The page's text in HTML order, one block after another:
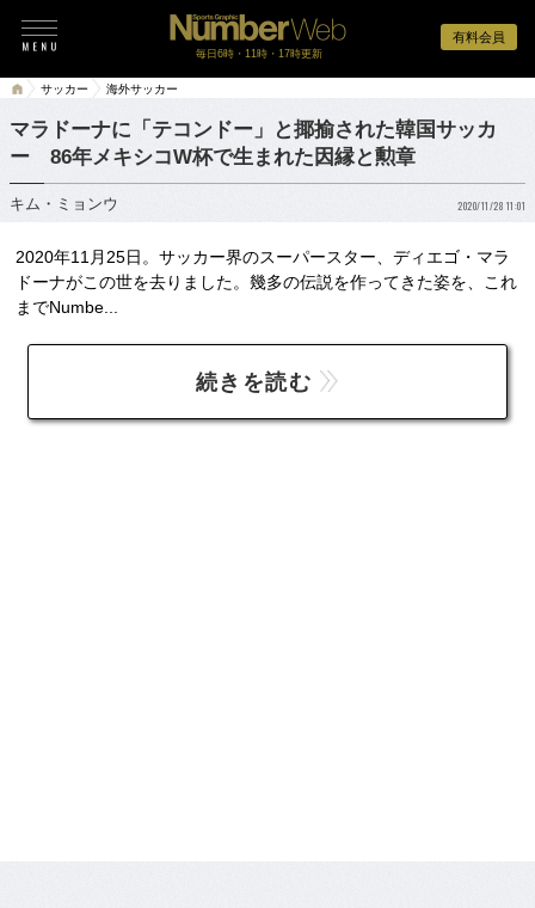
有料会員
毎日6時・11時・17時更新
サッカー 海外サッカー
マラドーナに「テコンドー」と揶揄された韓国サッカ
ー 86年メキシコW杯で生まれた因縁と勲章
キム・ミョンウ 2020/11/28 11:01
2020年11月25日。サッカー界のスーパースター、ディエゴ・マラ
ドーナがこの世を去りました。幾多の伝説を作ってきた姿を、これ
までNumbe...
続きを読む